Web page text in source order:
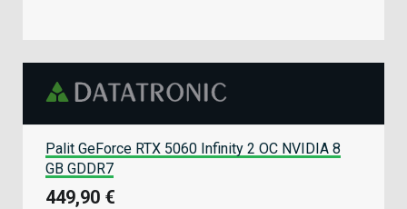
Palit GeForce RTX 5060 Infinity 2 OC NVIDIA 8
GB GDDR7
449,90 €